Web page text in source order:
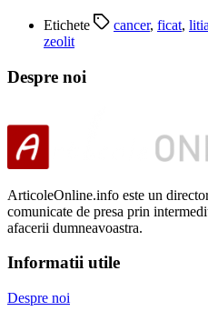
Etichete cancer, ficat,
zeolit
Despre noi
ArticoleOnline.info este un
comunicate de presa prin
afacerii dumneavoastra.
Informatii utile
Despre noi